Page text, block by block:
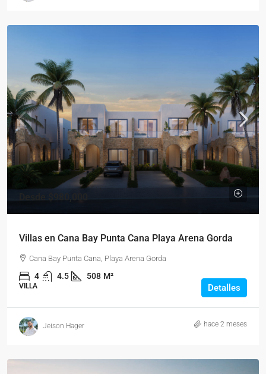
Villas en Cana Bay Punta Cana Playa Arena Gorda
Cana Bay Punta Cana, Playa Arena Gorda
4 4.5 508 M²
VILLA Detalles
Jeison Hager hace 2 meses